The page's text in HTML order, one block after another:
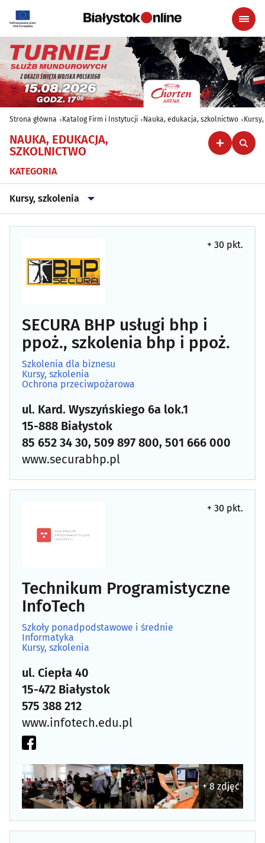
Strona główna Katalog Firm i Instytucji Nauka, edukacja, szkolnictwo
NAUKA, EDUKACJA,
SZKOLNICTWO
KATEGORIA
Kursy, szkolenia
Biblioteki(42)
Kursy przygotowawcze, maturalne
Przedszkola(99)
Szkoły artystyczne(21)
Szkoły jazdy(18)
Szkoły językowe(44)
Szkoły podstawowe (52)
Szkoły tańca(11)
Żłobki(24)
+ 30 pkt.
SECURA BHP usługi bhp i
ppoż., szkolenia bhp i ppoż.
Szkolenia dla biznesu
Kursy, szkolenia
Ochrona przeciwpożarowa
ul. Kard. Wyszyńskiego 6a lok.1
15-888 Białystok
85 652 34 30, 509 897 800, 501 666 000
www.securabhp.pl
+ 30 pkt.
Technikum Programistyczne
InfoTech
Szkoły ponadpodstawowe i średnie
Informatyka
Kursy, szkolenia
ul. Ciepła 40
15-472 Białystok
575 388 212
www.infotech.edu.pl
+ 8 zdjęć